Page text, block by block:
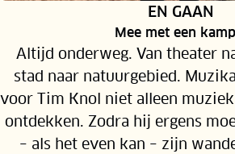
RUBRIEK:
EN GAAN
Mee met een
Altijd onderweg. Van theater
stad naar natuurgebied.
voor Tim Knol niet alleen
ontdekken. Zodra hij ergens
– als het even kan – zijn